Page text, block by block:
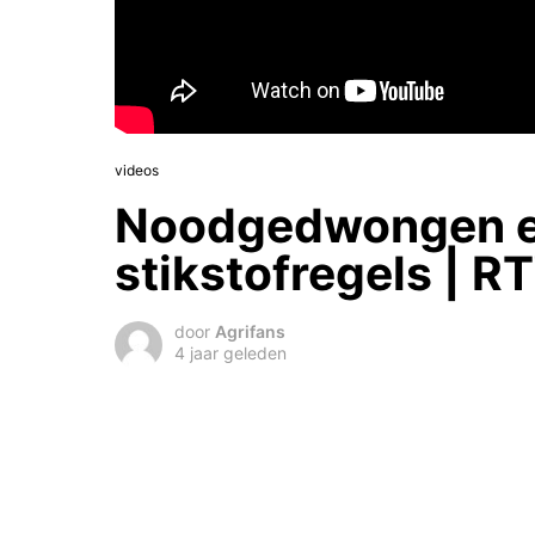
videos
Noodgedwongen
stikstofregels |
door Agrifans
4 jaar geleden